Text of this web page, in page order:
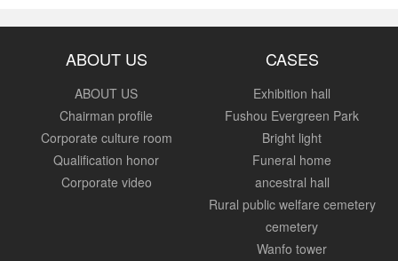
ABOUT US
ABOUT US
Chairman profile
Corporate culture room
Qualification honor
Corporate video
CASES
Exhibition hall
Fushou Evergreen Park
Bright light
Funeral home
ancestral hall
Rural public welfare cemetery
cemetery
Wanfo tower